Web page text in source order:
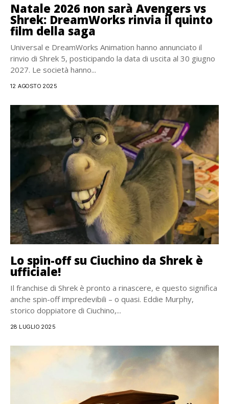
Natale 2026 non sarà Avengers vs
Shrek: DreamWorks rinvia il quinto
film della saga
Universal e DreamWorks Animation hanno annunciato il
rinvio di Shrek 5, posticipando la data di uscita al 30 giugno
2027. Le società hanno...
12 AGOSTO 2025
Lo spin-off su Ciuchino da Shrek è
ufficiale!
Il franchise di Shrek è pronto a rinascere, e questo significa
anche spin-off impredevibili – o quasi. Eddie Murphy,
storico doppiatore di Ciuchino,...
28 LUGLIO 2025